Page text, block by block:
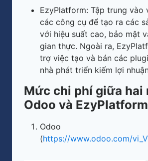
EzyPlatform: Tập trung vào
các công cụ để tạo ra các
với hiệu suất cao, bảo mật
gian thực. Ngoài ra,
trợ việc tạo và bán các
nhà phát triển kiếm lợi
Mức chi phí giữa hai
Odoo và EzyPlatform
Odoo
(https://www.odoo.com/